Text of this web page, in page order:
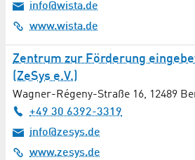
Diagnostik
Digitale Medien / Multimedia
Druck / Kopie
info@wista.de
www.wista.de
Zentrum zur Förderung
(ZeSys e.V.)
Wagner-Régeny-Straße 16, 12489
+49 30 6392-3319
info@zesys.de
www.zesys.de